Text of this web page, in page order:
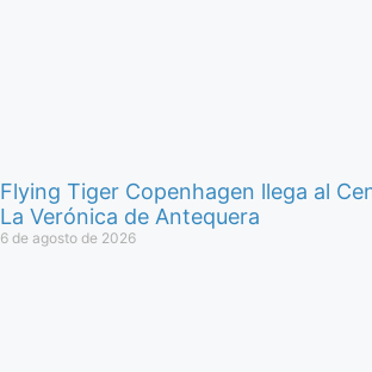
Flying Tiger Copenhagen llega al
La Verónica de Antequera
6 de agosto de 2026